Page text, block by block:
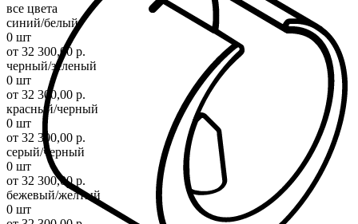
все цвета
синий/белый
0 шт
от 32 300,00 р.
черный/зеленый
0 шт
от 32 300,00 р.
красный/черный
0 шт
от 32 300,00 р.
серый/черный
0 шт
от 32 300,00 р.
бежевый/желтый
0 шт